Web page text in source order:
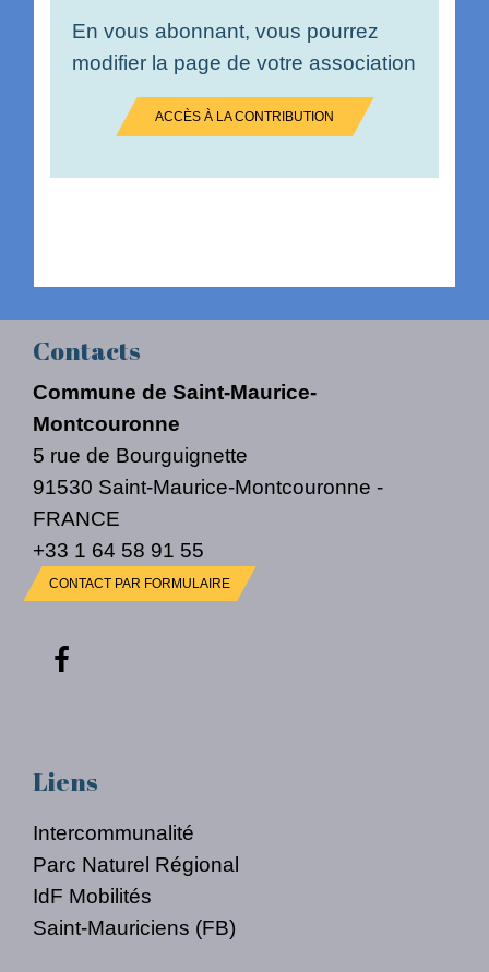
En vous abonnant, vous pourrez
modifier la page de votre association
ACCÈS À LA CONTRIBUTION
Contacts
Commune de Saint-Maurice-
Montcouronne
5 rue de Bourguignette
91530 Saint-Maurice-Montcouronne -
FRANCE
+33 1 64 58 91 55
CONTACT PAR FORMULAIRE
Liens
Intercommunalité
Parc Naturel Régional
IdF Mobilités
Saint-Mauriciens (FB)